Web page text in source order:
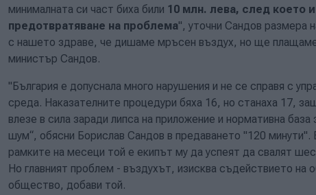
минималната си част биха били 10 млн. лева, след което
предотвратяване на проблема", уточни Сандов размера
с нашето здраве, че дишаме мръсен въздух, но ще
министър Сандов.
"България е допуснала много нарушения и не се справя с
среда. Наказателните процедури бяха 16, но станаха 17,
влезе в сила заради липса на приложение и нормативна база
шум“, обясни Борислав Сандов в предаването "120
рамките на месеци той е екипът му да успеят да свалят
Но главният проблем - въздухът, изисква съдействието на
общество, добави той.